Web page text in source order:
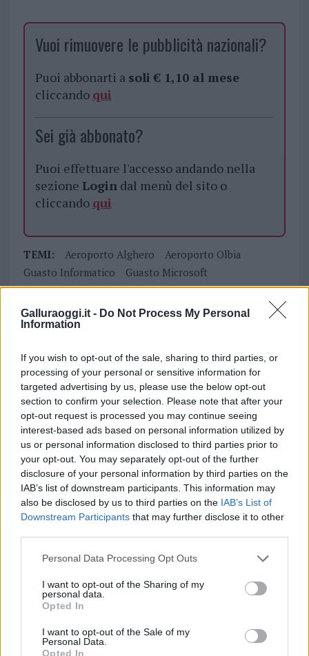
Galluraoggi.it - Do Not Process My Personal
Information
If you wish to opt-out of the sale, sharing to third parties, or
processing of your personal or sensitive information for
targeted advertising by us, please use the below opt-out
section to confirm your selection. Please note that after your
opt-out request is processed you may continue seeing
interest-based ads based on personal information utilized by
us or personal information disclosed to third parties prior to
your opt-out. You may separately opt-out of the further
disclosure of your personal information by third parties on the
IAB’s list of downstream participants. This information may
also be disclosed by us to third parties on the IAB’s List of
Downstream Participants that may further disclose it to other
Please note that this website/app uses one or more Google
not limited to your visit or usage behaviour. You may click to
grant or deny consent to Google and its third-party tags to
use your data for below specified purposes in below Google
consent section.
Personal Data Processing Opt Outs
I want to opt-out of the Sharing of my
personal data.
Opted In
I want to opt-out of the Sale of my
Personal Data.
Opted In
Vuoi rimuovere le pubblicità nazionali?
Puoi abbonarti a soli € 1,10 al mese
cliccando qui
Sei già abbonato?
Puoi effettuare l'accesso andando nella
sezione Logindal menù del sito o
cliccando qui
TEMI: Aeroporto Alghero
Aeroporto Olbia
Guasto Informatico
Guasto Microsoft
Notizie Olbia
Olbia Notizie
Inviaci le tue segnalazioni,
Su WhatsApp al numero +39
345 356 7512
Notizie in tempo reale?
Entra nel canale telegram di
GalluraOggi.it
Ricevi le nostre ultime news
da
Condividi l'articolo